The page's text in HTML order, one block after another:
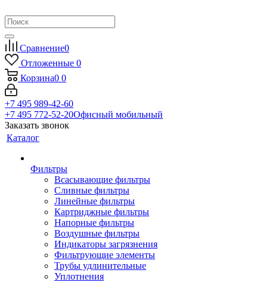
Сравнение0
Отложенные 0
Корзина0 0
+7 495 989-42-60
+7 495 772-52-20Офисный мобильный
Заказать звонок
Каталог
Фильтры
Всасывающие фильтры
Сливные фильтры
Линейные фильтры
Картриджные фильтры
Напорные фильтры
Воздушные фильтры
Индикаторы загрязнения
Фильтрующие элементы
Трубы удлинительные
Уплотнения